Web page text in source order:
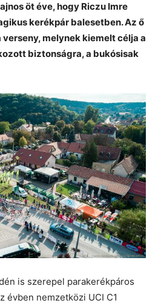
öt éve, hogy Riczu Imre
kerékpár balesetben. Az ő
melynek kiemelt célja a
biztonságra, a bukósisak
is szerepel parakerékpáros
évben nemzetközi UCI C1